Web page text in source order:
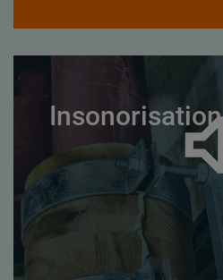
Insonorisation